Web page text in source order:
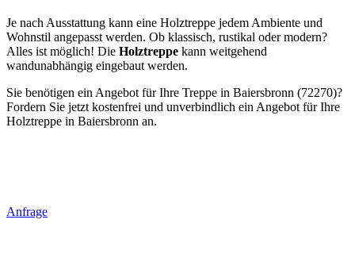
Je nach Ausstattung kann eine Holztreppe jedem Ambiente und
Wohnstil angepasst werden. Ob klassisch, rustikal oder modern?
Alles ist möglich! Die Holztreppe kann weitgehend
wandunabhängig eingebaut werden.
Sie benötigen ein Angebot für Ihre Treppe in Baiersbronn (72270)?
Fordern Sie jetzt kostenfrei und unverbindlich ein Angebot für Ihre
Holztreppe in Baiersbronn an.
Anfrage